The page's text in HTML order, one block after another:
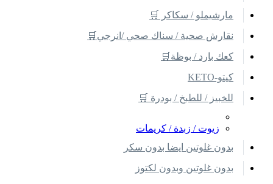
مارشيملو / سكاكر 🛒
نقارش صحية / سناك صحي /انرجي🛒
كعك بارد / بوظة🛒
كيتو-KETO
للخبيز / للطبخ / بودرة 🛒
زيوت / زبدة / كريمات
بدون غلوتين ايضا بدون سكر
بدون غلوتين وبدون لكتوز